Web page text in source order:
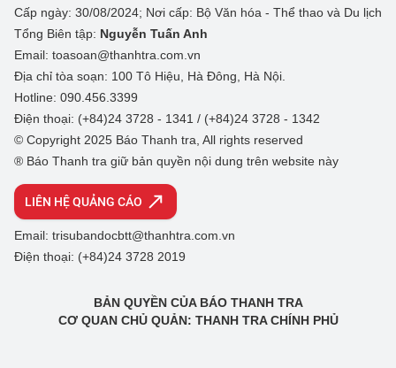
Cấp ngày: 30/08/2024; Nơi cấp: Bộ Văn hóa - Thể thao và Du lịch
Tổng Biên tập: Nguyễn Tuấn Anh
Email: toasoan@thanhtra.com.vn
Địa chỉ tòa soạn: 100 Tô Hiệu, Hà Đông, Hà Nội.
Hotline: 090.456.3399
Điện thoại: (+84)24 3728 - 1341 / (+84)24 3728 - 1342
© Copyright 2025 Báo Thanh tra, All rights reserved
® Báo Thanh tra giữ bản quyền nội dung trên website này
LIÊN HỆ QUẢNG CÁO
Email: trisubandocbtt@thanhtra.com.vn
Điện thoại: (+84)24 3728 2019
BẢN QUYỀN CỦA BÁO THANH TRA
CƠ QUAN CHỦ QUẢN: THANH TRA CHÍNH PHỦ